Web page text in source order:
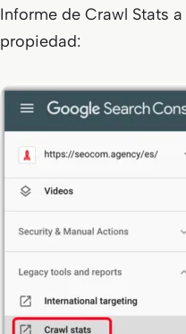
Informe de Crawl Stats
propiedad: